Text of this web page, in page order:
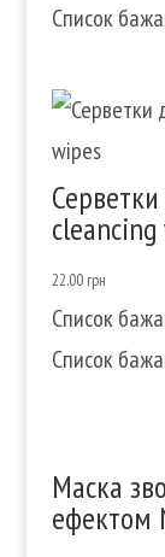
Список
22.00 грн
Список
Список
Маска
ефектом